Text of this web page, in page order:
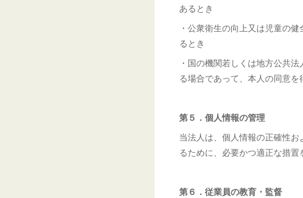
あるとき
・公衆衛生の向上又は児童の
るとき
・国の機関若しくは地方公共
る場合であって、本人の同意
第５．個人情報の管理
当法人は、個人情報の正確性
るために、必要かつ適正な措置
第６．従業員の教育・監督